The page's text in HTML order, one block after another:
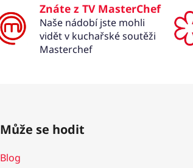
Znáte z TV MasterChef
Naše nádobí jste mohli
vidět v kuchařské soutěži
Masterchef
Může se hodit
Blog